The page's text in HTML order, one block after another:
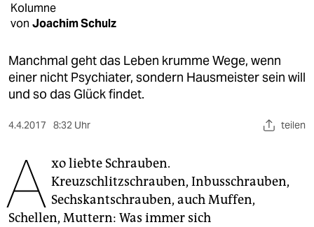
gesellschaft
kultur
sport
berlin
wahrheit
verlag
Kolumne
von Joachim Schulz
Manchmal geht das Leben krumme Wege, wenn
einer nicht Psychiater, sondern Hausmeister sein will
und so das Glück findet.
4.4.2017 8:32 Uhr teilen
A xo liebte Schrauben.
Kreuzschlitzschrauben, Inbusschrauben,
Sechskantschrauben, auch Muffen,
Schellen, Muttern: Was immer sich